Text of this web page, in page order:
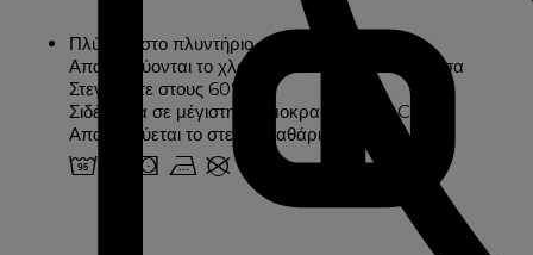
Πλύσιμο στο πλυντήριο στους 95°.
Απαγορεύονται το χλώριο και τα λευκαντικά μέσα
Στεγνώστε στους 60°.
Σιδέρωμα σε μέγιστη θερμοκρασία 200° C
Απαγορεύεται το στεγνό καθάρισμα
2 o s v U